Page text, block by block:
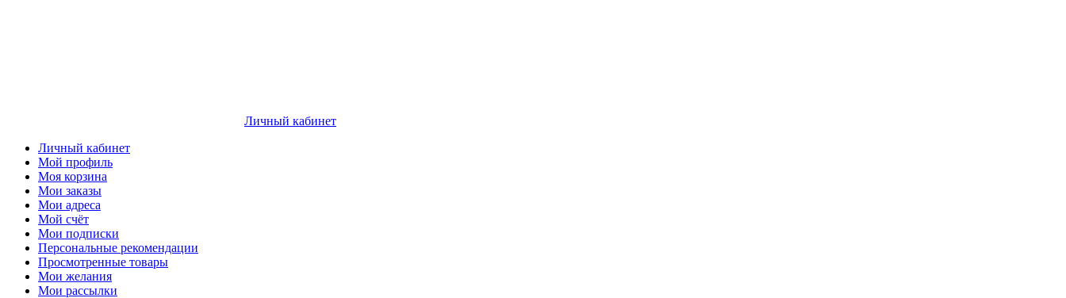
Личный кабинет
Личный кабинет
Мой профиль
Моя корзина
Мои заказы
Мои адреса
Мой счёт
Мои подписки
Персональные рекомендации
Просмотренные товары
Мои желания
Мои рассылки